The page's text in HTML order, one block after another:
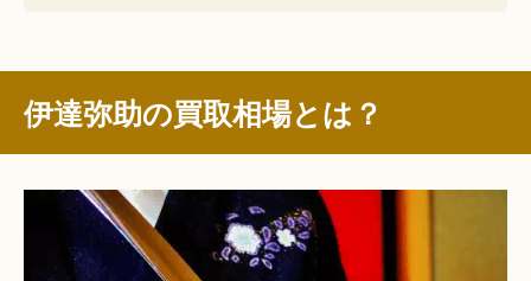
伊達弥助の買取相場とは？